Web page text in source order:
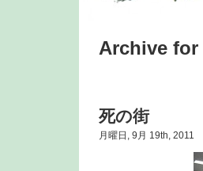
Archive for
死の街
月曜日, 9月 19th, 2011